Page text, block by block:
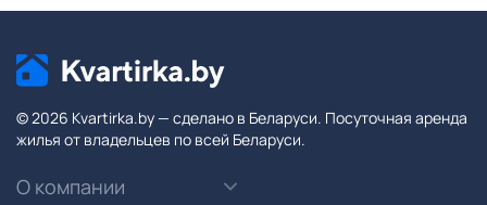
© 2026 Kvartirka.by — сделано в Беларуси. Посуточная аренда
жилья от владельцев по всей Беларуси.
О компании